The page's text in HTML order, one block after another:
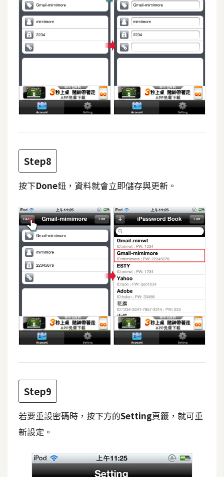
U
X
R
網
頁
端
P
H
P
D
o
c
k
e
r
伺
服
器
定
資
源
免
費
示
Step8
按下Done鈕，資料就會立即儲存與更新。
Step9
若要重設密碼時，按下方的Setting頁籤，就可重
新設定。